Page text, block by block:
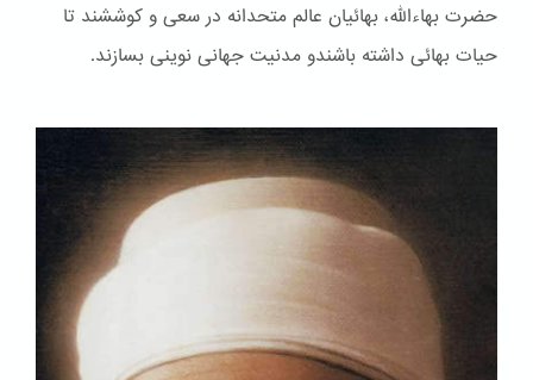
حضرت بهاءالله، بهائيان عالم متحدانه در سعى و كوششند تا
حيات بهائى داشته باشندو مدنيت جهانى نوينى بسازند.